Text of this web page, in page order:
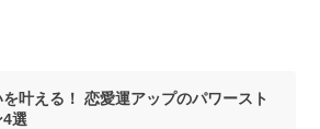
叶える！ 恋愛運アップのパワースト
4選